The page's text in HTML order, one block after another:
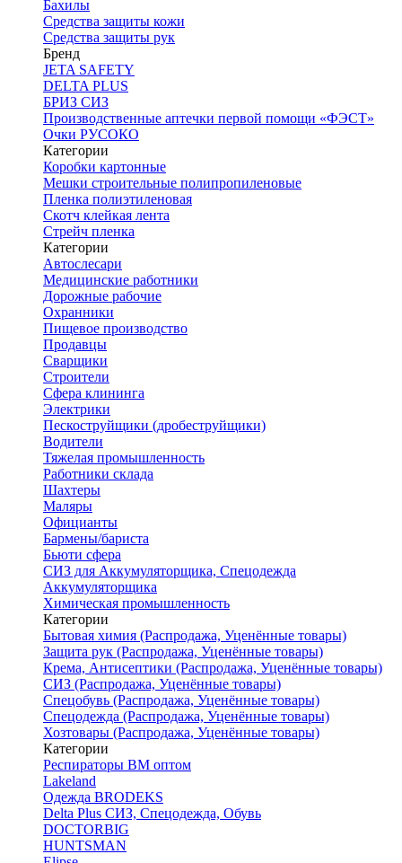
Бахилы
Средства защиты кожи
Средства защиты рук
Бренд
JETA SAFETY
DELTA PLUS
БРИЗ СИЗ
Производственные аптечки первой помощи «ФЭСТ»
Очки РУСОКО
Категории
Коробки картонные
Мешки строительные полипропиленовые
Пленка полиэтиленовая
Скотч клейкая лента
Стрейч пленка
Категории
Автослесари
Медицинские работники
Дорожные рабочие
Охранники
Пищевое производство
Продавцы
Сварщики
Строители
Сфера клининга
Электрики
Пескоструйщики (дробеструйщики)
Водители
Тяжелая промышленность
Работники склада
Шахтеры
Маляры
Официанты
Бармены/бариста
Бьюти сфера
СИЗ для Аккумуляторщика, Спецодежда
Аккумуляторщика
Химическая промышленность
Категории
Бытовая химия (Распродажа, Уценённые товары)
Защита рук (Распродажа, Уценённые товары)
Крема, Антисептики (Распродажа, Уценённые товары)
СИЗ (Распродажа, Уценённые товары)
Спецобувь (Распродажа, Уценённые товары)
Спецодежда (Распродажа, Уценённые товары)
Хозтовары (Распродажа, Уценённые товары)
Категории
Респираторы ВМ оптом
Lakeland
Одежда BRODEKS
Delta Plus СИЗ, Спецодежда, Обувь
DOCTORBIG
HUNTSMAN